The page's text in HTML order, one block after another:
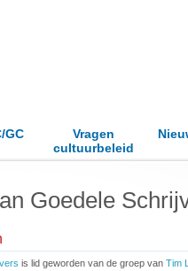
GC
Vragen
cultuurbeleid
Goedele
is lid geworden van de groep van Tim